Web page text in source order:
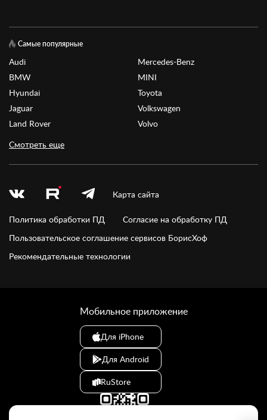
Самые популярные
Audi
BMW
Hyundai
Jaguar
Land Rover
Mercedes-Benz
MINI
Toyota
Volkswagen
Volvo
Смотреть еще
Карта сайта
Политика обработки ПД
Согласие на обработку ПД
Пользовательское соглашение сервисов БорисХоф
Рекомендательные технологии
Мобильное приложение
Для iPhone
Для Android
RuStore